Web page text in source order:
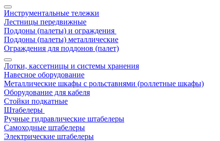
Инструментальные тележки
Лестницы передвижные
Поддоны (палеты) и ограждения
Поддоны (палеты) металлические
Ограждения для поддонов (палет)
Лотки, кассетницы и системы хранения
Навесное оборудование
Металлические шкафы с рольставнями (роллетные шкафы)
Оборудование для кабеля
Стойки подкатные
Штабелеры
Ручные гидравлические штабелеры
Самоходные штабелеры
Электрические штабелеры